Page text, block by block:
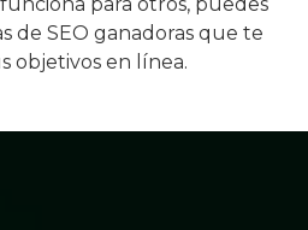
de SEO ganadoras que te
objetivos en línea.